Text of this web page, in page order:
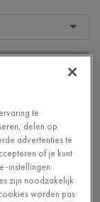
te
delen op
advertenties te
of je kunt
instellingen
zijn noodzakelijk
worden pas